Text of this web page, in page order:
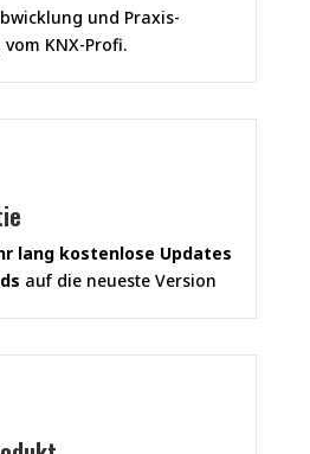
und Praxis-
KNX-Profi.
lang kostenlose Updates
auf die neueste Version